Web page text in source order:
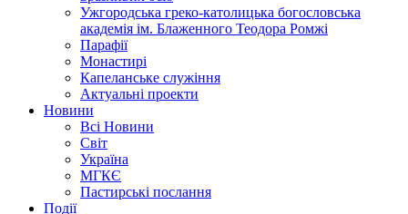
Ужгородська греко-католицька богословська
академія ім. Блаженного Теодора Ромжі
Парафії
Монастирі
Капеланське служіння
Актуальні проекти
Новини
Всі Новини
Світ
Україна
МГКЄ
Пастирські послання
Події